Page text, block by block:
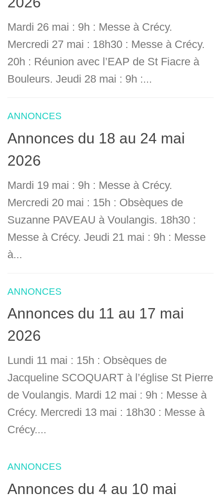
Mardi 26 mai : 9h : Messe à Crécy.
Mercredi 27 mai : 18h30 : Messe à Crécy.
20h : Réunion avec l’EAP de St Fiacre à
Bouleurs. Jeudi 28 mai : 9h :...
ANNONCES
Annonces du 18 au 24 mai
2026
Mardi 19 mai : 9h : Messe à Crécy.
Mercredi 20 mai : 15h : Obsèques de
Suzanne PAVEAU à Voulangis. 18h30 :
Messe à Crécy. Jeudi 21 mai : 9h : Messe
à...
ANNONCES
Annonces du 11 au 17 mai
2026
Lundi 11 mai : 15h : Obsèques de
Jacqueline SCOQUART à l’église St Pierre
de Voulangis. Mardi 12 mai : 9h : Messe à
Crécy. Mercredi 13 mai : 18h30 : Messe à
Crécy....
ANNONCES
Annonces du 4 au 10 mai